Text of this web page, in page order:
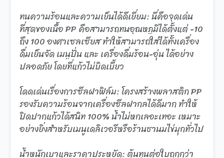
ทนความร้อนและความเย็นได้ดีเยี่ยม: นี่คือจุดเด่น
ที่สุดของเนื้อ PP คือสามารถทนอุณหภูมิได้ตั้งแต่ -10
ถึง 100 องศาเซลเซียส ทำให้สามารถใส่ได้ทั้งเครื่อง
ดื่มเย็นจัด เมนูปั่น และ เครื่องดื่มร้อน-อุ่น ได้อย่าง
ปลอดภัย โดยที่แก้วไม่บิดเบี้ยว
โดดเด่นเรื่องการซีลฝาฟิล์ม: โครงสร้างพลาสติก PP
รองรับความร้อนจากเครื่องซีลฝากลได้ดีมาก ทำให้
ปิดปากแก้วได้สนิท 100% น้ำไม่หกเลอะเทอะ เหมาะ
อย่างยิ่งสำหรับเมนูเดลิเวอรีหรือร้านชานมไข่มุกทั่วไป
น้ำหนักเบาและราคาประหยัด: ต้นทุนต่อใบถูกกว่า